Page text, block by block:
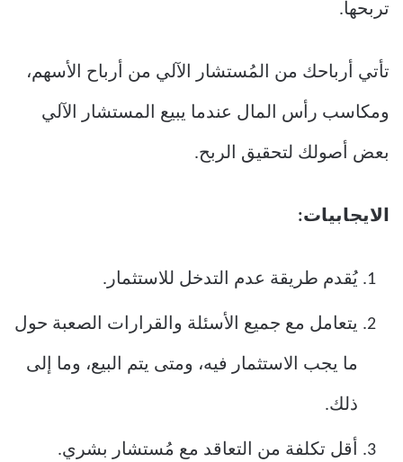
تربحها.
تأتي أرباحك من المُستشار الآلي من أرباح الأسهم،
ومكاسب رأس المال عندما يبيع المستشار الآلي
بعض أصولك لتحقيق الربح.
الايجابيات:
يُقدم طريقة عدم التدخل للاستثمار.
يتعامل مع جميع الأسئلة والقرارات الصعبة حول
ما يجب الاستثمار فيه، ومتى يتم البيع، وما إلى
ذلك.
أقل تكلفة من التعاقد مع مُستشار بشري.